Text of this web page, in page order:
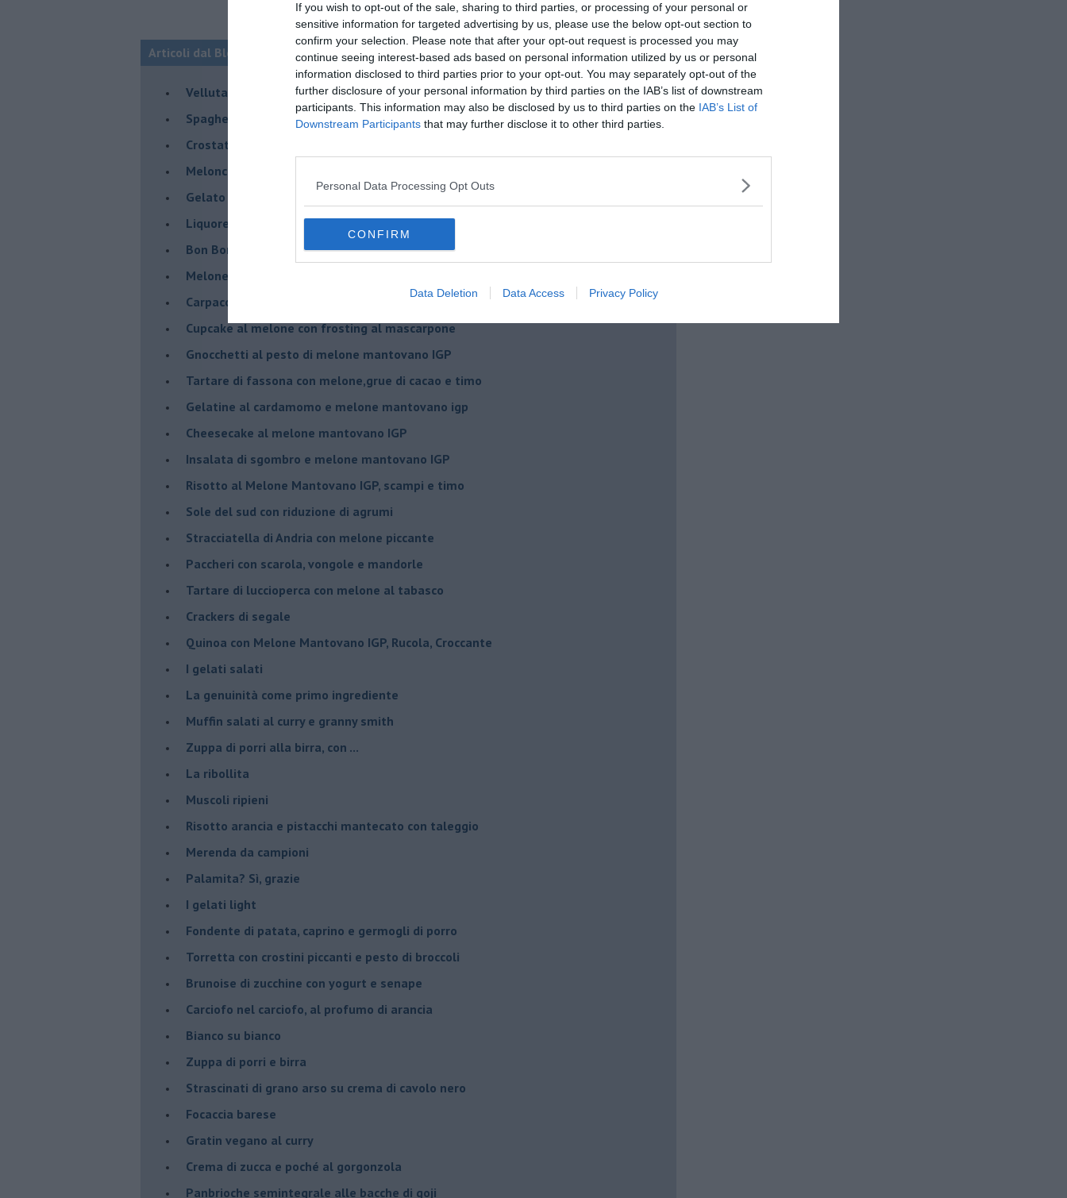
If you wish to opt-out of the sale, sharing to third parties, or processing of your personal or
sensitive information for targeted advertising by us, please use the below opt-out section to
confirm your selection. Please note that after your opt-out request is processed you may
continue seeing interest-based ads based on personal information utilized by us or personal
information disclosed to third parties prior to your opt-out. You may separately opt-out of the
further disclosure of your personal information by third parties on the IAB’s list of downstream
participants. This information may also be disclosed by us to third parties on the IAB’s List of
Downstream Participants that may further disclose it to other third parties.
Personal Data Processing Opt Outs
CONFIRM
Data Deletion Data Access Privacy Policy
Articoli dal Blog “Raccontare di Gusto” di Rubina Rovini
Vellutata di cime di rapa al cumino e latte di cocco
Spaghetti con crema di zucca e...
Crostatina con crema al grana padano, gelatina al melone e lavanda
Meloncino, liquore al melone mantovano IGP
Gelato al melone mantovano
Liquore al melone mantovano igp e peperoncino
Bon Bon di melone mantovano igp al grana padano
Melone mantovano IGP liquido con crostacei e molluschi
Carpaccio di manzo con caprino al melone mantovano
Cupcake al melone con frosting al mascarpone
Gnocchetti al pesto di melone mantovano IGP
Tartare di fassona con melone,grue di cacao e timo
Gelatine al cardamomo e melone mantovano igp
Cheesecake al melone mantovano IGP
Insalata di sgombro e melone mantovano IGP
Risotto al Melone Mantovano IGP, scampi e timo
Sole del sud con riduzione di agrumi
Stracciatella di Andria con melone piccante
Paccheri con scarola, vongole e mandorle
Tartare di luccioperca con melone al tabasco
Crackers di segale
Quinoa con Melone Mantovano IGP, Rucola, Croccante
I gelati salati
La genuinità come primo ingrediente
Muffin salati al curry e granny smith
Zuppa di porri alla birra, con ...
La ribollita
Muscoli ripieni
Risotto arancia e pistacchi mantecato con taleggio
Merenda da campioni
Palamita? Sì, grazie
I gelati light
Fondente di patata, caprino e germogli di porro
Torretta con crostini piccanti e pesto di broccoli
Brunoise di zucchine con yogurt e senape
Carciofo nel carciofo, al profumo di arancia
Bianco su bianco
Zuppa di porri e birra
Strascinati di grano arso su crema di cavolo nero
Focaccia barese
Gratin vegano al curry
Crema di zucca e poché al gorgonzola
Panbrioche semintegrale alle bacche di goji